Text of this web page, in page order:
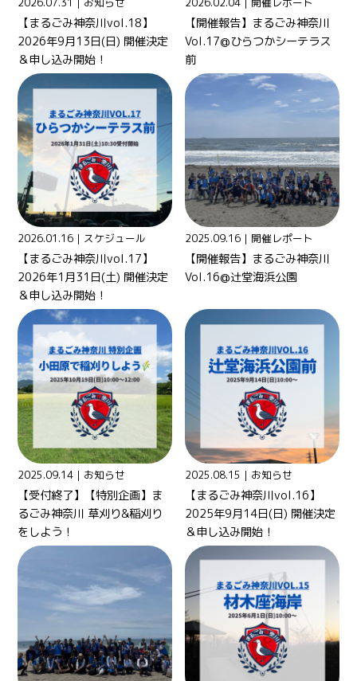
【まるごみ神奈川vol.18】
2026年9月13日(日) 開催決定
＆申し込み開始！
【開催報告】まるごみ神奈川
Vol.17@ひらつかシーテラス
前
2026.01.16｜ スケジュール
【まるごみ神奈川vol.17】
2026年1月31日(土) 開催決定
＆申し込み開始！
2025.09.16｜ 開催レポート
【開催報告】まるごみ神奈川
Vol.16@辻堂海浜公園
2025.09.14｜ お知らせ
【受付終了】【特別企画】ま
るごみ神奈川 草刈り&稲刈り
をしよう！
2025.08.15｜ お知らせ
【まるごみ神奈川vol.16】
2025年9月14日(日) 開催決定
＆申し込み開始！